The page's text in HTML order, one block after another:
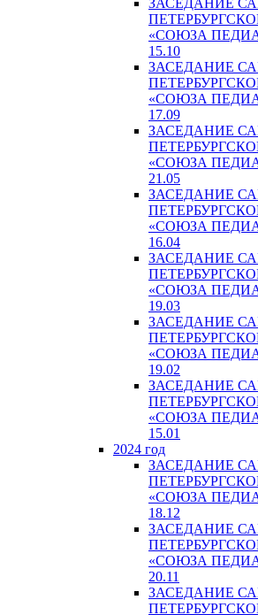
ЗАСЕДАНИЕ
«СОЮЗА
15.10
ЗАСЕДАНИЕ
«СОЮЗА
17.09
ЗАСЕДАНИЕ
«СОЮЗА
21.05
ЗАСЕДАНИЕ
«СОЮЗА
16.04
ЗАСЕДАНИЕ
«СОЮЗА
19.03
ЗАСЕДАНИЕ
«СОЮЗА
19.02
ЗАСЕДАНИЕ
«СОЮЗА
15.01
2024 год
ЗАСЕДАНИЕ
«СОЮЗА
18.12
ЗАСЕДАНИЕ
«СОЮЗА
20.11
ЗАСЕДАНИЕ